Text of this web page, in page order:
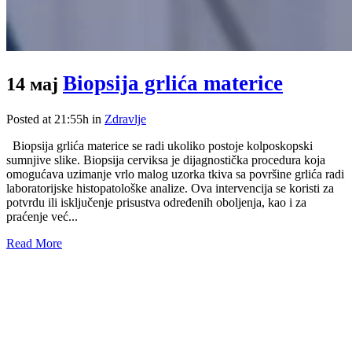
14 мај Biopsija grlića materice
Posted at 21:55h in Zdravlje
Biopsija grlića materice se radi ukoliko postoje kolposkopski
sumnjive slike. Biopsija cerviksa je dijagnostička procedura koja
omogućava uzimanje vrlo malog uzorka tkiva sa površine grlića radi
laboratorijske histopatološke analize. Ova intervencija se koristi za
potvrdu ili isključenje prisustva određenih oboljenja, kao i za
praćenje već...
Read More